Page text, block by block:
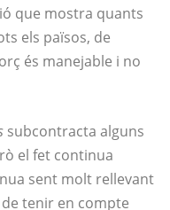
que mostra quants
els països, de
és manejable i no
subcontracta alguns
el fet continua
sent molt rellevant
tenir en compte